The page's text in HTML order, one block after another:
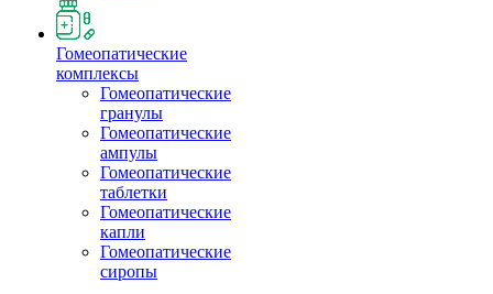
Гомеопатические
комплексы
Гомеопатические
гранулы
Гомеопатические
ампулы
Гомеопатические
таблетки
Гомеопатические
капли
Гомеопатические
сиропы